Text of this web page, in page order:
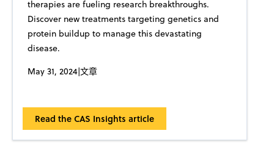
therapies are fueling research breakthroughs.
Discover new treatments targeting genetics and
protein buildup to manage this devastating
disease.
May 31, 2024|文章
Read the CAS Insights article